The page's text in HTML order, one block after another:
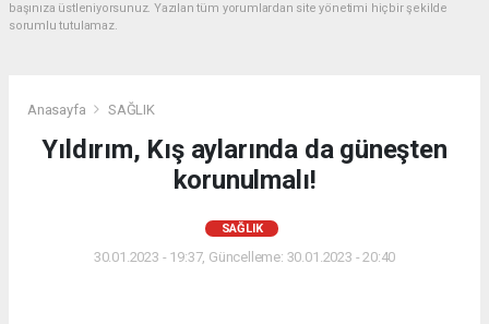
başınıza üstleniyorsunuz. Yazılan tüm yorumlardan site yönetimi hiçbir şekilde
sorumlu tutulamaz.
Anasayfa SAĞLIK
Yıldırım, Kış aylarında da güneşten
korunulmalı!
SAĞLIK
30.01.2023 - 19:37, Güncelleme: 30.01.2023 - 20:40